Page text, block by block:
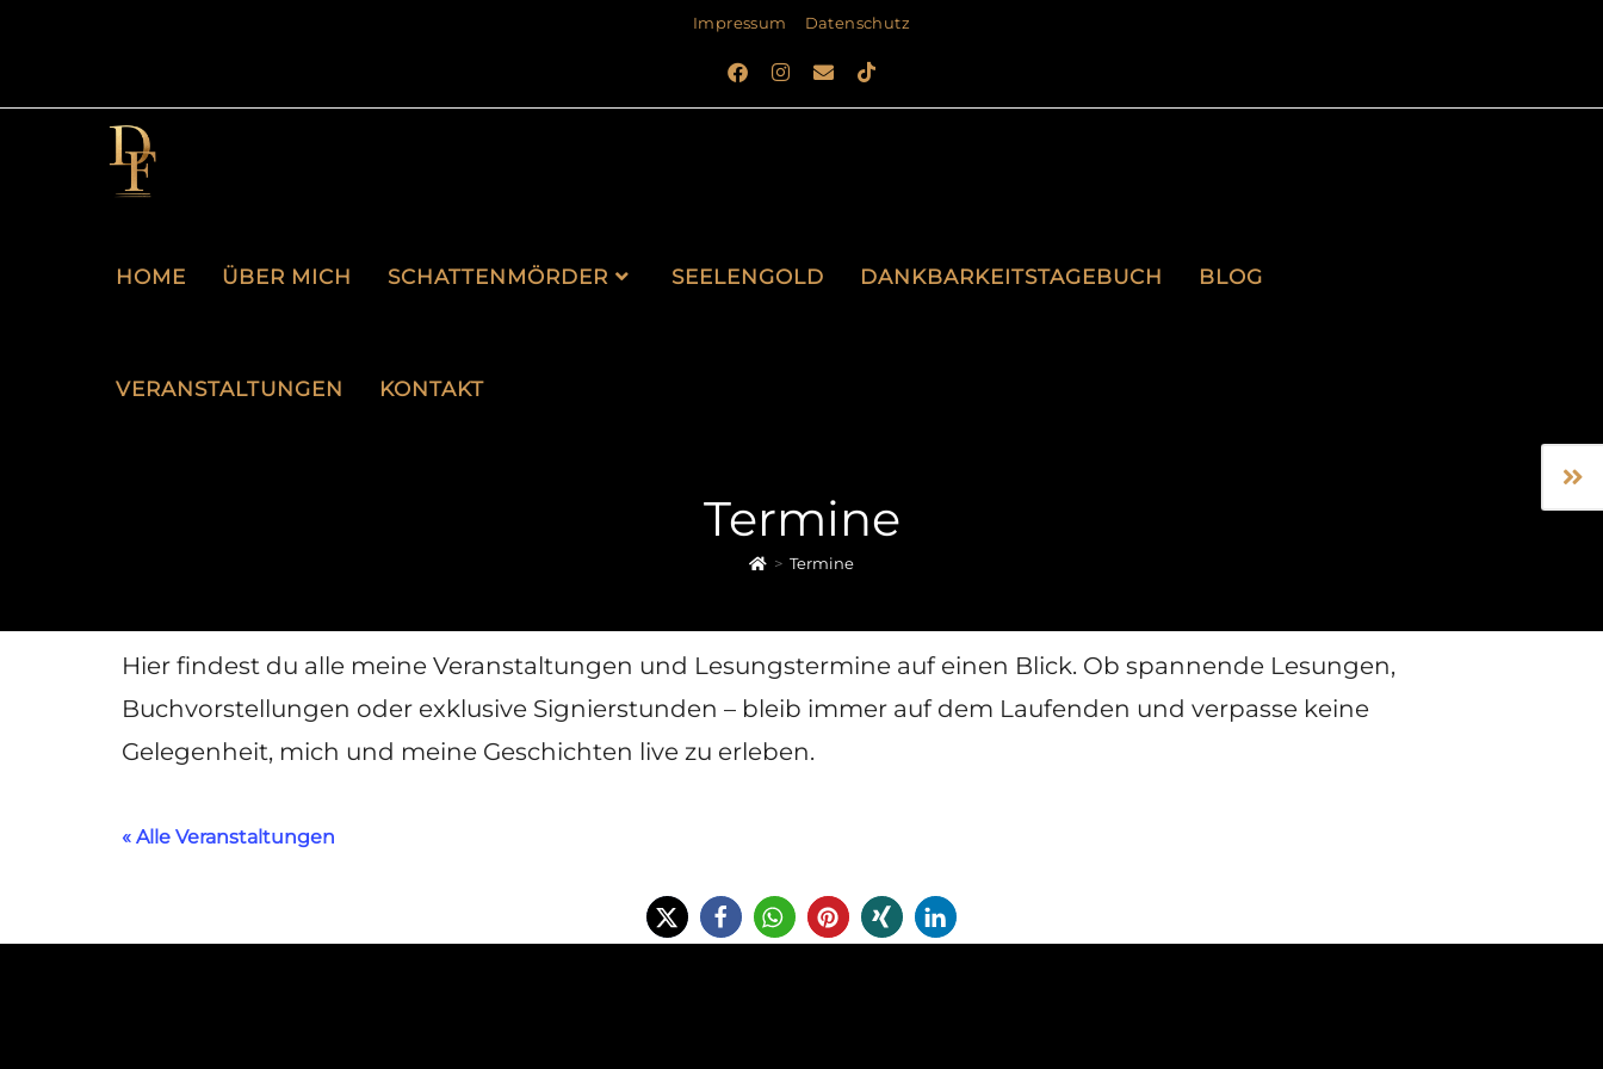
Impressum Datenschutz
HOME ÜBER MICH SCHATTENMÖRDER SEELENGOLD DANKBARKEITSTAGEBUCH BLOG
VERANSTALTUNGEN KONTAKT
Termine
> Termine
Hier findest du alle meine Veranstaltungen und Lesungstermine auf einen Blick. Ob spannende Lesungen,
Buchvorstellungen oder exklusive Signierstunden – bleib immer auf dem Laufenden und verpasse keine
Gelegenheit, mich und meine Geschichten live zu erleben.
« Alle Veranstaltungen